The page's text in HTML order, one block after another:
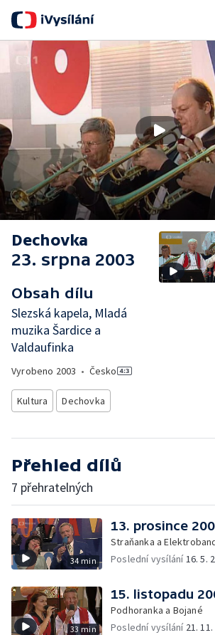
Dechovka
23. srpna 2003
Obsah dílu
Slezská kapela, Mladá
muzika Šardice a
Valdaufinka
Vyrobeno 2003 • Česko
Kultura Dechovka
Přehled dílů
7 přehratelných
34 min
13. prosince
Straňanka a
Poslední vysílání16. 5.
33 min
15. listopadu
Podhoranka a Bojané
Poslední vysílání 21.